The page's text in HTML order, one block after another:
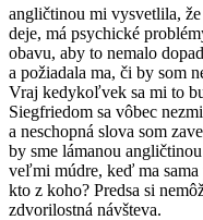
angličtinou mi vysvetlila,
deje, má psychické
obavu, aby to nemalo
a požiadala ma, či by som
Vraj kedykoľvek sa mi to
Siegfriedom sa vôbec
a neschopná slova som
by sme lámanou
veľmi múdre, keď ma
kto z koho? Predsa si
zdvorilostná návšteva.